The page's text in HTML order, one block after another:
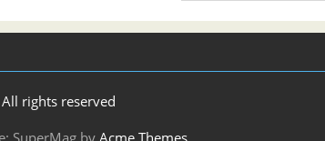
rights reserved
SuperMag by Acme Themes